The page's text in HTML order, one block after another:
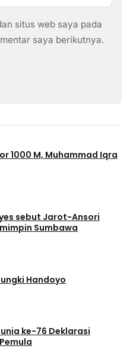
situs web saya pada
saya berikutnya.
1000 M, Muhammad Iqra
Sumbawa
Handoyo
ke-76 Deklarasi